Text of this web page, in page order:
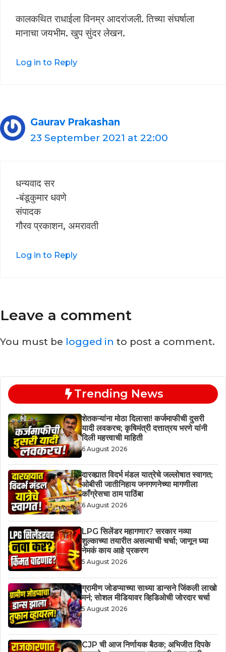
कालकथित राधाईला विनम्र आदरांजली. तिच्या संघर्षाला
मानाचा जयभीम. खुप सुंदर लेखन.
Log in to Reply
Gaurav Prakashan
23 September 2021 at 22:00
धन्यवाद सर
-बंडूकुमार धवणे
संपादक
गौरव प्रकाशन, अमरावती
Log in to Reply
Leave a comment
You must be logged in to post a comment.
Trending News
शेतकऱ्यांना मोठा दिलासा! कर्जमाफीची दुसरी
यादी लवकरच; कृषिमंत्री दत्तात्रय भरणे यांनी
दिली महत्त्वाची माहिती
6 August 2026
दारव्ह्यात विदर्भ मंडल यात्रेचे जल्लोषात स्वागत;
ओबीसी जातीनिहाय जनगणनेच्या मागणीला
काँग्रेसचा ठाम पाठिंबा
6 August 2026
LPG सिलेंडर महागणार? सरकार नव्या
शुल्काच्या तयारीत असल्याची चर्चा; जाणून घ्या
नेमकं काय आहे प्रकरण
5 August 2026
ग्रामीण जोडप्याच्या साध्या डान्सने जिंकली लाखो
मनं; सोशल मीडियावर व्हिडिओची जोरदार चर्चा
5 August 2026
CJP ची आज निर्णायक बैठक; अभिजीत दिपके